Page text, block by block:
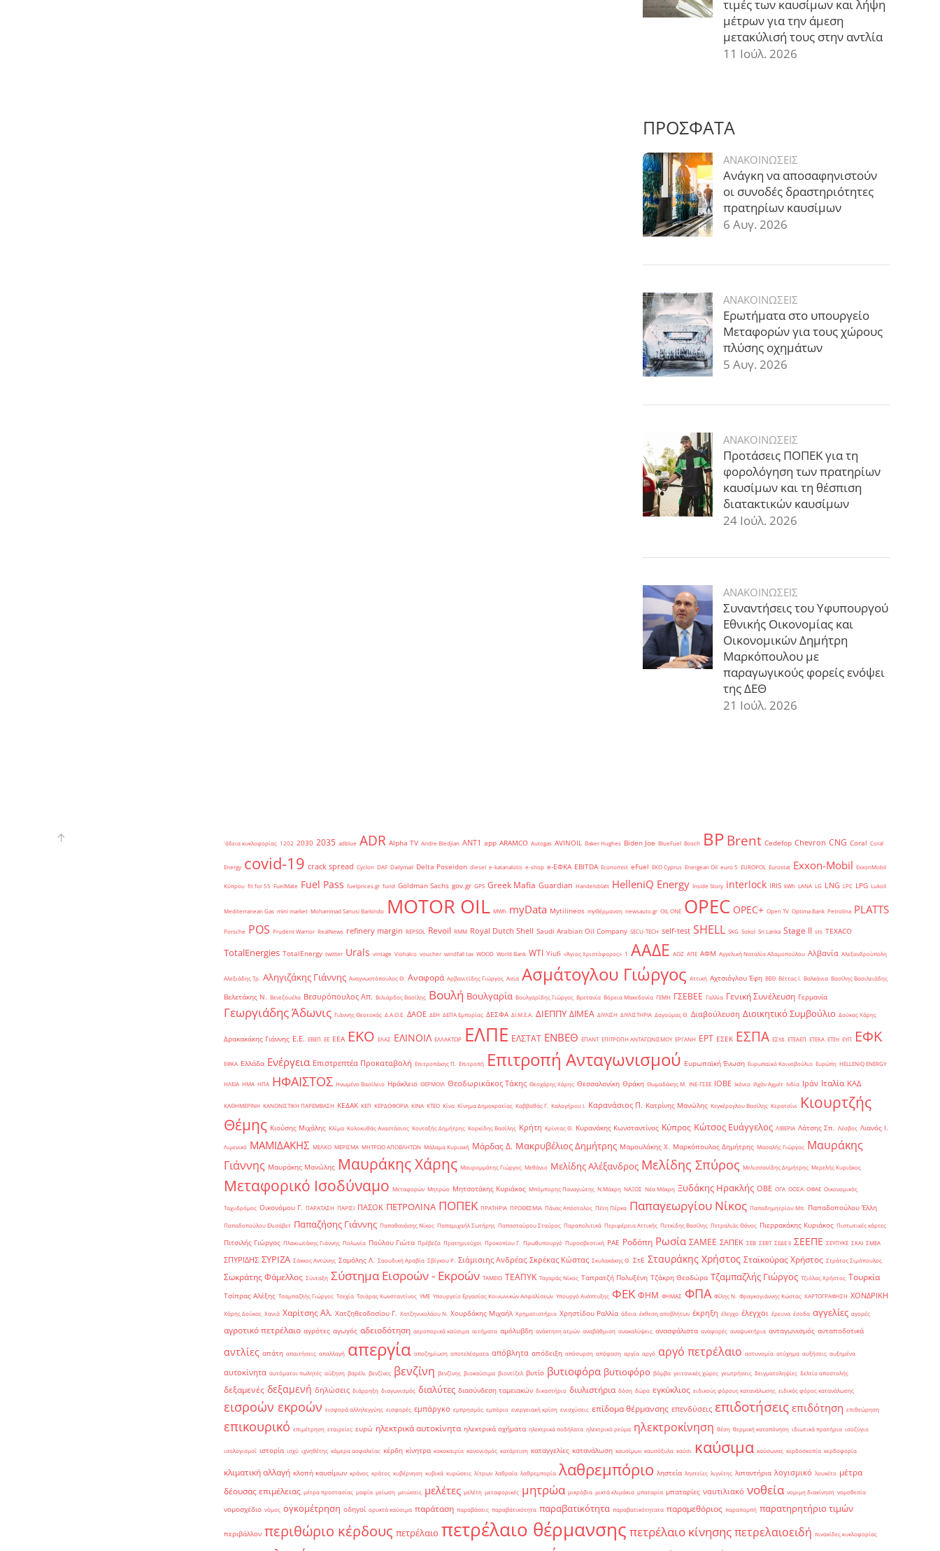
τιμές των καυσίμων και λήψη
μέτρων για την άμεση
μετακύλισή τους στην αντλία
11 Ιούλ. 2026
ΠΡΟΣΦΑΤΑ
ΑΝΑΚΟΙΝΩΣΕΙΣ
Ανάγκη να αποσαφηνιστούν
οι συνοδές δραστηριότητες
πρατηρίων καυσίμων
6 Αυγ. 2026
ΑΝΑΚΟΙΝΩΣΕΙΣ
Ερωτήματα στο υπουργείο
Μεταφορών για τους χώρους
πλύσης οχημάτων
5 Αυγ. 2026
ΑΝΑΚΟΙΝΩΣΕΙΣ
Προτάσεις ΠΟΠΕΚ για τη
φορολόγηση των πρατηρίων
καυσίμων και τη θέσπιση
διατακτικών καυσίμων
24 Ιούλ. 2026
ΑΝΑΚΟΙΝΩΣΕΙΣ
Συναντήσεις του Υφυπουργού
Εθνικής Οικονομίας και
Οικονομικών Δημήτρη
Μαρκόπουλου με
παραγωγικούς φορείς ενόψει
της ΔΕΘ
21 Ιούλ. 2026
'άδεια κυκλοφορίας 1202 2030 2035 adblue ADR Alpha TV Andre Bledjian ANT1 app ARAMCO Autogas AVINOIL Baker Hughes Biden Joe BlueFuel Bosch BPBrent Cedefop Chevron CNG Coral Coral
Energy covid-19 crack spread Cyclon DAF Dailymail Delta Poseidon diesel e-katanalotis e-shop e-ΕΦΚΑ EBITDA Economist eFuel EKO Cyprus Energean Oil euro 5 EUROPOL Eurostat Exxon-Mobil ExxonMobil
Κύπρου fit for 55 FuelMate Fuel Pass fuelprices.gr fund Goldman Sachs gov.gr GPS Greek Mafia Guardian Handelsblatt HelleniQ Energy Inside Story interlock IRIS kWh LANA LG LNG LPC LPG Lukoil
Mediterranean Gas mini market Mohammad Sanusi Barkindo MOTOR OIL MWh myData Mytilineos myΘέρμανση newsauto.gr OIL ONE OPEC OPEC+ Open TV Optima Bank Petrolina PLATTS
Porsche POS Prudent Warrior RealNews refinery margin REPSOL Revoil RMM Royal Dutch Shell Saudi Arabian Oil Company SECU-TECH self-test SHELL SKG Sokol Sri Lanka Stage II sts TEXACO
TotalEnergies TotalEnergy twitter Urals vintage Viohalco voucher windfall tax WOOD World Bank WTI Yiufi «Άγιος Χριστόφορος» ΄1 ΑΑΔΕ ΑΟΖ ΑΠΕ ΑΦΜ Αγγελική Ναταλία Αδαμοπούλου Αλβανία Αλεξανδρούπολη
Αλεξιάδης Τρ. Αληγιζάκης Γιάννης Αναγνωστόπουλος Θ. Αναφορά Αρβανιτίδης Γιώργος Ασία Ασμάτογλου Γιώργος Αττική Αχτσιόγλου Έφη ΒΕΘ Βέττας Ι. Βαλκάνια Βασίλης Βασιλειάδης
Βελετάκης Ν. Βενεζουέλα Βεσυρόπουλος Απ. Βιλιάρδος Βασίλης Βουλή Βουλγαρία Βουλγαρίδης Γιώργος Βρετανία Βόρεια Μακεδονία ΓΕΜΗ ΓΣΕΒΕΕ Γαλλία Γενική Συνέλευση Γερμανία
Γεωργιάδης Άδωνις Γιάννης Θεοτοκάς Δ.Α.Ο.Ε. ΔΑΟΕ ΔΕΗ ΔΕΠΑ Εμπορίας ΔΕΣΦΑ ΔΙ.Μ.Ε.Α. ΔΙΕΠΠΥ ΔΙΜΕΑ ΔΙΥΛΙΣΗ ΔΙΥΛΙΣΤΗΡΙΑ Δαγούμας Θ. Διαβούλευση Διοικητικό Συμβούλιο Δούκας Χάρης
Δρακακάκης Γιάννης Ε.Ε. ΕΒΕΠ ΕΕ ΕΕΑ ΕΚΟ ΕΛΑΣ ΕΛΙΝΟΙΛ ΕΛΛΑΚΤΩΡ ΕΛΠΕ ΕΛΣΤΑΤ ΕΝΒΕΘ ΕΠΑΝΤ ΕΠΙΤΡΟΠΗ ΑΝΤΑΓΩΝΙΣΜΟΥ ΕΡΓΑΝΗ ΕΡΤ ΕΣΕΚ ΕΣΠΑ ΕΣΥΔ ΕΤΕΑΕΠ ΕΤΕΚΑ ΕΤΕπ ΕΥΠ ΕΦΚ
ΕΦΚΑ Ελλάδα Ενέργεια Επιστρεπτέα Προκαταβολή Επιτροπάκης Π. Επιτροπή Επιτροπή Ανταγωνισμού Ευρωπαϊκή Ένωση Ευρωπαϊκό Κοινοβούλιο Ευρώπη ΗELLENiQ ENERGY
ΗΛΕΙΑ ΗΜΑ ΗΠΑ ΗΦΑΙΣΤΟΣ Ηνωμένο Βασίλειο Ηράκλειο ΘΕΡΜΟΙΛ Θεοδωρικάκος Τάκης Θεοχάρης Χάρης Θεσσαλονίκη Θράκη Θωμαδάκης Μ. ΙΝΕ-ΓΣΕΕ ΙΟΒΕ Ικόνιο Ιλχάν Αχμέτ Ινδία Ιράν Ιταλία ΚΑΔ
ΚΑΘΗΜΕΡΙΝΗ ΚΑΝΟΝΙΣΤΙΚΗ ΠΑΡΕΜΒΑΣΗ ΚΕΔΑΚ ΚΕΠ ΚΕΡΔΟΦΟΡΙΑ ΚΙΝΑ ΚΤΕΟ Κίνα Κίνημα Δημοκρατίας Καββαθάς Γ. Καλογήρου Ι. Καρανάσιος Π. Κατρίνης Μανώλης Κεγκέρογλου Βασίλης Κερατσίνι
Κιουρτζής
Θέμης Κιούσης Μιχάλης Κλίμα Κολοκυθάς Αναστάσιος Κονταξής Δημήτρης Κορκίδης Βασίλης Κρήτη Κρίντας Θ. Κυρανάκης Κωνσταντίνος Κύπρος Κώτσος Ευάγγελος ΛΙΒΕΡΙΑ Λάτσης Σπ. Λέσβος Λιανός Ι.
Λιμενικό ΜΑΜΙΔΑΚΗΣ ΜΕΛΚΟ ΜΕΡΙΣΜΑ ΜΗΤΡΩΟ ΑΠΟΒΛΗΤΩΝ Μάλαμα Κυριακή Μάρδας Δ. Μακρυβέλιος Δημήτρης Μαμουλάκης Χ. Μαρκόπουλος Δημήτρης Μασαλής Γιώργος Μαυράκης
Γιάννης Μαυράκης Μανώλης Μαυράκης Χάρης Μαυρομμάτης Γιώργος Μεθάνιο Μελίδης Αλέξανδρος Μελίδης Σπύρος Μελισσανίδης Δημήτρης Μερελής Κυριάκος
Μεταφορικό Ισοδύναμο Μεταφορών Μητρώο Μητσοτάκης Κυριάκος Μπόμπορης Παναγιώτης Ν.Μάκρη ΝΑΞΟΣ Νέα Μάκρη Ξυδάκης Ηρακλής ΟΒΕ ΟΓΑ ΟΟΣΑ ΟΦΑΕ Οικονομικός
Ταχυδρόμος Οικονόμου Γ. ΠΑΡΑΤΑΣΗ ΠΑΡΙΣΙ ΠΑΣΟΚ ΠΕΤΡΟΛΙΝΑ ΠΟΠΕΚ ΠΡΑΤΗΡΙΑ ΠΡΟΘΕΣΜΙΑ Πάνας Απόστολος Πέτη Πέρκα Παπαγεωργίου Νίκος Παπαδημητρίου Μπ. Παπαδοπούλου Έλλη
Παπαδοπούλου Ελισάβετ Παπαζήσης Γιάννης Παπαθανάσης Νίκος Παπαμιχαήλ Σωτήρης Παπασταύρου Σταύρος Παραπολιτικά Περιφέρεια Αττικής Πετκίδης Βασίλης Πετραλιάς Θάνος Πιερρακάκης Κυριάκος Πιστωτικές κάρτες
Πιτσιλής Γιώργος Πλακιωτάκης Γιάννης Πολωνία Πούλου Γιώτα Πρέβεζα Πρατηριούχοι Προκοπίου Γ. Πρωθυπουργό Πυροσβεστική ΡΑΕ Ροδόπη Ρωσία ΣΑΜΕΕ ΣΑΠΕΚ ΣΕΒ ΣΕΒΤ ΣΕΔΕ ΙΙ ΣΕΕΠΕ ΣΕΥΠΥΚΕ ΣΚΑΙ ΣΜΕΑ
ΣΠΥΡΙΔΗΣ ΣΥΡΙΖΑ Σάκκος Αντώνης Σαμόλης Λ. Σαουδική Αραβία Σβίγκου Ρ. Σιάμισιης Ανδρέας Σκρέκας Κώστας Σκυλακάκης Θ. ΣτΕ Σταυράκης Χρήστος Σταϊκούρας Χρήστος Στράτος Σιμόπουλος
Σωκράτης Φάμελλος Σύνταξη Σύστημα Εισροών - Εκροών ΤΑΜΕΙΟ ΤΕΑΠΥΚ Ταγαράς Νίκος Ταπρατζή Πολυξένη Τζάκρη Θεοδώρα Τζαμπαζλής Γιώργος Τζιόλας Χρήστος Τουρκία
Τσίπρας Αλέξης Τσαμπαζλής Γιώργος Τσεχία Τσιάρας Κωνσταντίνος ΥΜΕ Υπουργείο Εργασίας Κοινωνικών Ασφαλίσεων Υπουργό Ανάπτυξης ΦΕΚ ΦΗΜ ΦΗΜΑΣ ΦΠΑ Φίλης Ν. Φραγκογιάννης Κώστας ΧΑΡΤΟΓΡΑΦΗΣΗ ΧΟΝΔΡΙΚΗ
Χάρης Δούκας Χανιά Χαρίτσης Αλ. Χατζηθεοδοσίου Γ. Χατζηνικολάου Ν. Χουρδάκης Μιχαήλ Χρηματιστήριο Χρηστίδου Ραλλία άδεια έκθεση αποβλήτων έκρηξη έλεγχο έλεγχοι έρευνα έσοδα αγγελίες αγορές
αγροτικό πετρέλαιο αγρότες αγωγός αδειοδότηση αεροπορικά καύσιμα αιτήματα αμόλυβδη ανάκτηση ατμών αναβάθμιση ανακαλύψεις ανασφάλιστα αναφορές αναψυκτήρια ανταγωνισμός ανταποδοτικά
αντλίες απάτη απαιτήσεις απαλλαγή απεργία αποζημίωση αποτελέσματα απόβλητα απόδειξη απόσυρση απόφαση αργία αργό αργό πετρέλαιο αστυνομία ατύχημα αυξήσεις αυξημένα
αυτοκίνητα αυτόματοι πωλητές αύξηση βαρέλι βενζίνες βενζίνη βενζίνης βιοκαύσιμα βιοντίζελ βυτίο βυτιοφόρα βυτιοφόρο βόμβα γειτονικές χώρες γεωτρήσεις δειγματοληψίες δελτίο αποστολής
δεξαμενές δεξαμενή δηλώσεις διάρρηξη διαγωνισμός διαλύτες διασύνδεση ταμειακών δικαστήριο διυλιστήρια δόση δώρα εγκύκλιος ειδικούς φόρους κατανάλωσης ειδικός φόρος κατανάλωσης
εισροών εκροών εισφορά αλληλεγγύης εισφορές εμπάργκο εμπρησμός εμπόριο ενεργειακή κρίση ενισχύσεις επίδομα θέρμανσης επενδύσεις επιδοτήσεις επιδότηση επιθεώρηση
επικουρικό επιμέτρηση εταιρείες ευρώ ηλεκτρικά αυτοκίνητα ηλεκτρικά οχήματα ηλεκτρικά ποδήλατα ηλεκτρικό ρεύμα ηλεκτροκίνηση θέση θερμική καταπόνηση ιδιωτικά πρατήρια ισοζύγιο
ισολογισμοί ιστορία ισχύ ιχνηθέτης κάμερα ασφαλείας κέρδη κίνητρα κακοκαιρία κανονισμός κατάρτιση καταγγελίες κατανάλωση καυσίμων καυσόξυλα καύσι καύσιμα καύσωνας κερδοσκοπία κερδοφορία
κλιματική αλλαγή κλοπή καυσίμων κράνος κράτος κυβέρνηση κυβικά κυρώσεις λίτρων λαθραία λαθρεμπορία λαθρεμπόριο ληστεία ληστείες λιγνίτης λιπαντήρια λογισμικό λουκέτο μέτρα
δέουσας επιμέλειας μέτρα προστασίας μαφία μείωση μειώσεις μελέτες μελέτη μεταφορικές μητρώα μικρόβια μικτά κλιμάκια μπαταρία μπαταρίες ναυτιλιακό νοθεία νομιμη διακίνηση νομοθεσία
νομοσχέδιο νόμος ογκομέτρηση οδηγοί ορυκτά καύσιμα παράταση παραβάσεις παραβάτικότητα παραβατικότητα παραβατικότητατα παραμεθόριος παραπομπή παρατηρητήριο τιμών
περιβάλλον περιθώριο κέρδους πετρέλαιο πετρέλαιο θέρμανσης πετρέλαιο κίνησηςπετρελαιοειδή πινακίδες κυκλοφορίας